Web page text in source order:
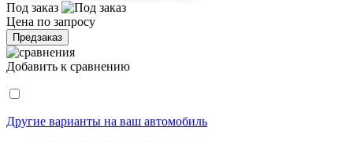
Под заказ
Цена по запросу
Предзаказ
Добавить к сравнению
Другие варианты на ваш автомобиль